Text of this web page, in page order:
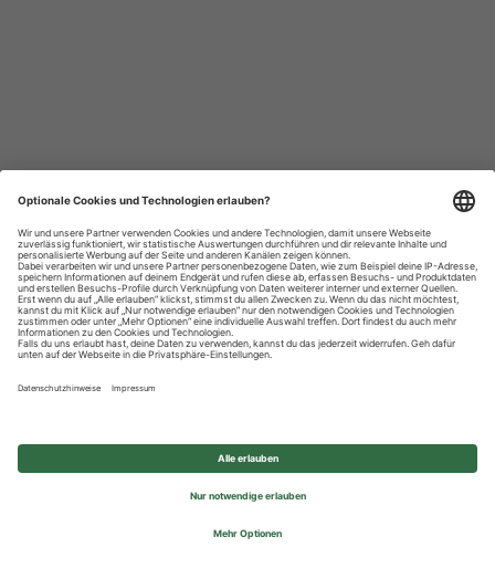
Datenschutzhinweise
Impressum
Privatsphäre-Einstellungen
© 2026 REWE Group - All rights reserved